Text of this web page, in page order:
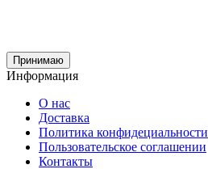
Принимаю
Информация
О нас
Доставка
Политика конфидециальности
Пользовательское соглашении
Контакты